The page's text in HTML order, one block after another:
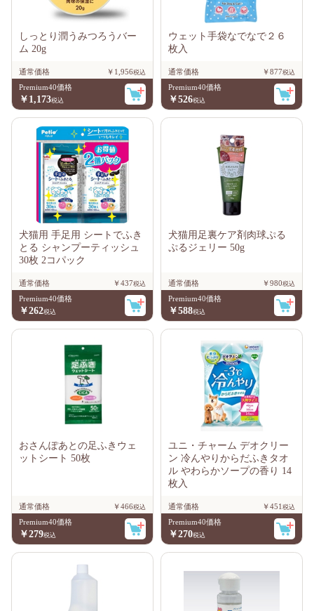
しっとり潤うみつろうバー
ム 20g
通常価格
￥1,956
Premium40価格
￥1,173
ウェット手袋なでなで２６
枚入
通常価格
￥877
Premium40価格
￥526
犬猫用 手足用 シートでふき
とる シャンプーティッシュ
30枚 2コパック
通常価格
￥437
Premium40価格
￥262
犬猫用足裏ケア剤肉球ぷる
ぷるジェリー 50g
通常価格
￥980
Premium40価格
￥588
おさんぽあとの足ふきウェ
ットシート 50枚
通常価格
￥466
Premium40価格
￥279
ユニ・チャーム デオクリー
ン 冷んやりからだふきタオ
ル やわらかソープの香り 14
枚入
通常価格
￥451
Premium40価格
￥270